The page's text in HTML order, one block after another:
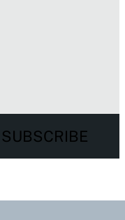
SUBSCRIBE